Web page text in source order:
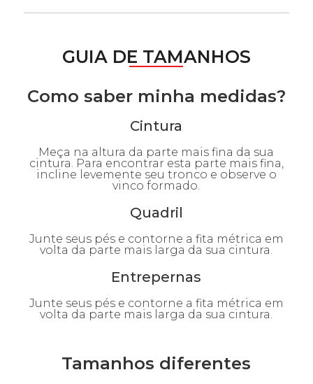
GUIA DE TAMANHOS
Como saber minha medidas?
Cintura
Meça na altura da parte mais fina da sua
cintura. Para encontrar esta parte mais fina,
incline levemente seu tronco e observe o
vinco formado.
Quadril
Junte seus pés e contorne a fita métrica em
volta da parte mais larga da sua cintura.
Entrepernas
Junte seus pés e contorne a fita métrica em
volta da parte mais larga da sua cintura.
Tamanhos diferentes